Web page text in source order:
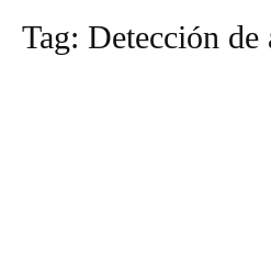
Tag: Detección de